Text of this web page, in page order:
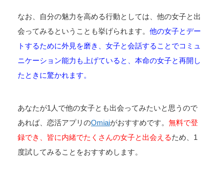
なお、自分の魅力を高める行動としては、他の女子と出
会ってみるということも挙げられます。 他の女子とデー
トするために外見を磨き、女子と会話することでコミュ
ニケーション能力も上げていると、本命の女子と再開し
たときに驚かれます。
あなたが1人で他の女子とも出会ってみたいと思うので
あれば、恋活アプリのOmiaiがおすすめです。 無料で登
録でき、皆に内緒でたくさんの女子と出会えるため、1
度試してみることをおすすめします。